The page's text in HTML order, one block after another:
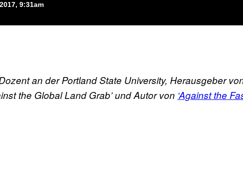
9:31am
an der Portland State University, Herausgeber
the Global Land Grab’ und Autor von ‘Against the